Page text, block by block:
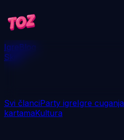
IgreBlog
Skini
Svi članciParty igreIgre cuganja
kartamaKultura